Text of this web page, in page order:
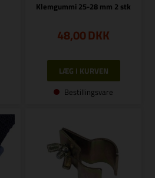
Klemgummi 25-28 mm 2 stk
48,00DKK
Bestillingsvare